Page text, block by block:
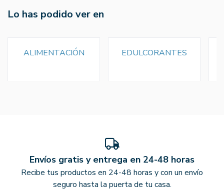
Lo has podido ver en
ALIMENTACIÓN EDULCORANTES
Envíos gratis y entrega en 24-48 horas
Recibe tus productos en 24-48 horas y con un envío
seguro hasta la puerta de tu casa.